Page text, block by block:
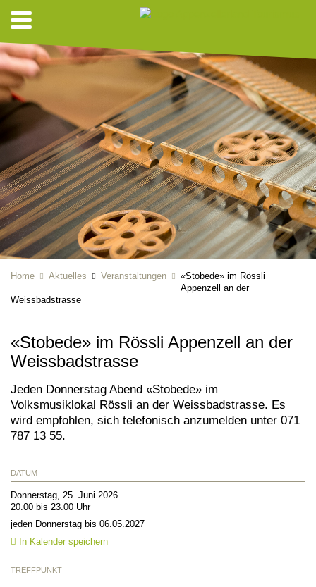
Home Aktuelles Veranstaltungen
«Stobede» im Rössli
Appenzell an der
Weissbadstrasse
«Stobede» im Rössli Appenzell an der
Weissbadstrasse
Jeden Donnerstag Abend «Stobede» im
Volksmusiklokal Rössli an der Weissbadstrasse. Es
wird empfohlen, sich telefonisch anzumelden unter 071
787 13 55.
DATUM
Donnerstag, 25. Juni 2026
20.00 bis 23.00 Uhr
jeden Donnerstag bis 06.05.2027
In Kalender speichern
TREFFPUNKT